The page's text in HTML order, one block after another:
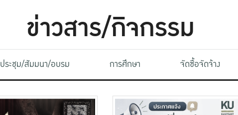
ข่าวสาร/กิจกรรม
ประชุม/สัมมนา/อบรม การศึกษา จัดซื้อจัดจ้าง